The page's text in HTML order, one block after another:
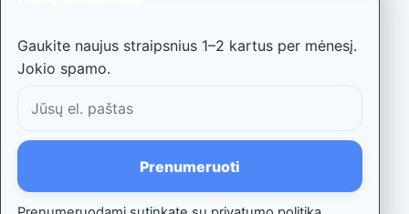
Gaukite naujus straipsnius 1–2 kartus per mėnesį.
Jokio spamo.
El.
paštas
Prenumeruoti